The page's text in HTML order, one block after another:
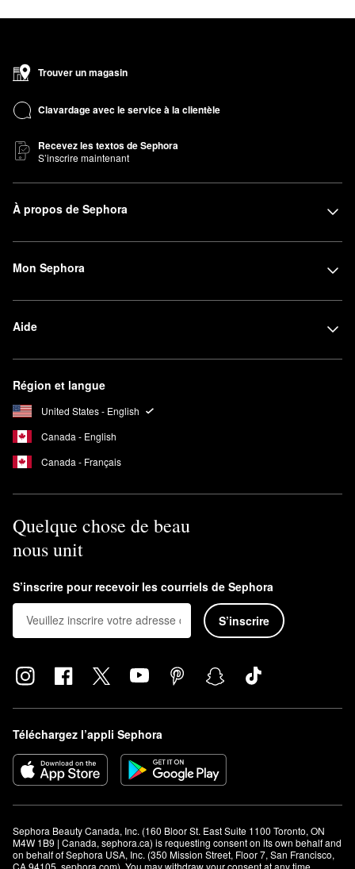
Trouver un magasin
Clavardage avec le service à la clientèle
Recevez les textos de Sephora
S’inscrire maintenant
À propos de Sephora
Mon Sephora
Aide
Région et langue
United States - English
Canada - English
Canada - Français
Quelque chose de beau
nous unit
S’inscrire pour recevoir les courriels de Sephora
S’inscrire
Téléchargez l’appli Sephora
Sephora Beauty Canada, Inc. (160 Bloor St. East Suite 1100 Toronto, ON
M4W 1B9 | Canada, sephora.ca) is requesting consent on its own behalf and
on behalf of Sephora USA, Inc. (350 Mission Street, Floor 7, San Francisco,
CA 94105, sephora.com). You may withdraw your consent at any time.